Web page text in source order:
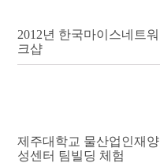
2012년 한국마이스네트워
크샵
제주대학교 물산업인재양
성센터 팀빌딩 체험